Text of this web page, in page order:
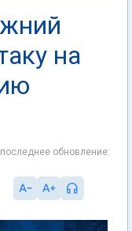
на
обновление: